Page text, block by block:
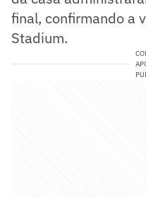
final, confirmando a
Stadium.